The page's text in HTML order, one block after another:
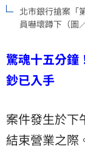
北市銀行搶案「
員嚇壞蹲下（圖
驚魂十五分
鈔已入手
案件發生於下
結束營業之際